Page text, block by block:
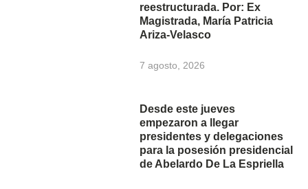
reestructurada. Por: Ex
Magistrada, María Patricia
Ariza-Velasco
7 agosto, 2026
Desde este jueves
empezaron a llegar
presidentes y delegaciones
para la posesión presidencial
de Abelardo De La Espriella